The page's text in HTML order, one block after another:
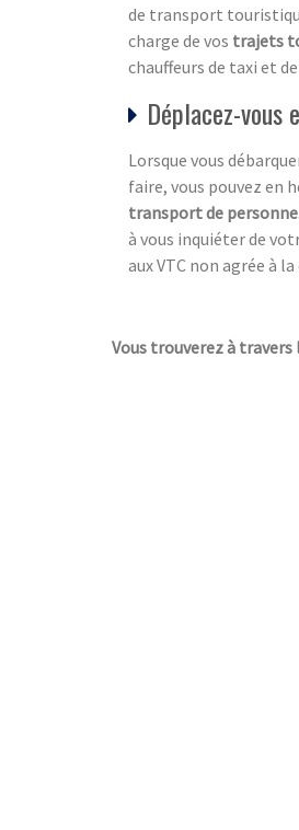
de transport
charge de vos trajets
chauffeurs de taxi et
Déplacez-
Lorsque vous
faire, vous pouvez en
transport de personne
à vous inquiéter de
aux VTC non agrée à la
Vous trouverez à